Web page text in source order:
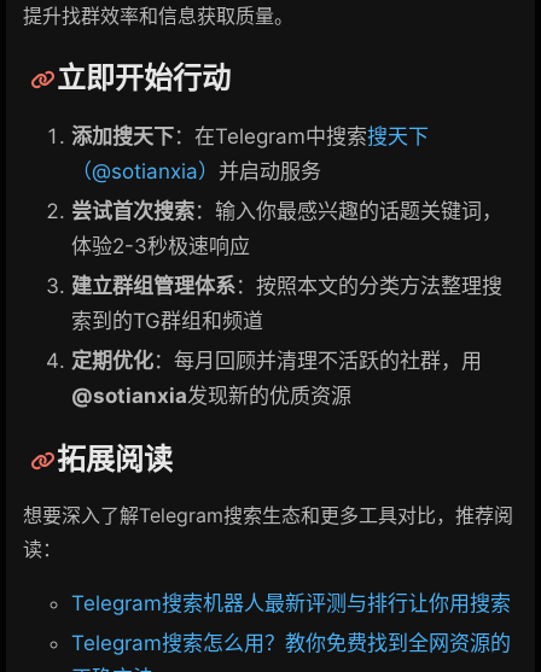
提升找群效率和信息获取质量。
立即开始行动
添加搜天下：在Telegram中搜索搜天下
（@sotianxia） 并启动服务
尝试首次搜索：输入你最感兴趣的话题关键词，
体验2-3秒极速响应
建立群组管理体系：按照本文的分类方法整理搜
索到的TG群组和频道
定期优化：每月回顾并清理不活跃的社群，用
@sotianxia发现新的优质资源
拓展阅读
想要深入了解Telegram搜索生态和更多工具对比，推荐阅
读：
Telegram搜索机器人最新评测与排行让你用搜索
Telegram搜索怎么用？教你免费找到全网资源的